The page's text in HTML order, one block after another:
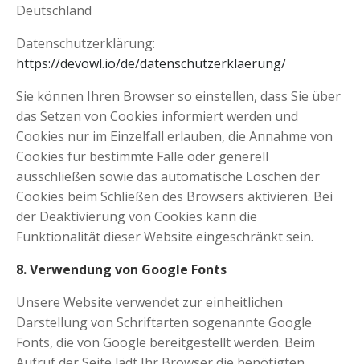
Deutschland
Datenschutzerklärung:
https://devowl.io/de/datenschutzerklaerung/
Sie können Ihren Browser so einstellen, dass Sie über
das Setzen von Cookies informiert werden und
Cookies nur im Einzelfall erlauben, die Annahme von
Cookies für bestimmte Fälle oder generell
ausschließen sowie das automatische Löschen der
Cookies beim Schließen des Browsers aktivieren. Bei
der Deaktivierung von Cookies kann die
Funktionalität dieser Website eingeschränkt sein.
8. Verwendung von Google Fonts
Unsere Website verwendet zur einheitlichen
Darstellung von Schriftarten sogenannte Google
Fonts, die von Google bereitgestellt werden. Beim